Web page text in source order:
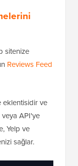
sitenize
Reviews Feed
eklentisidir ve
API'ye
Yelp ve
sağlar.